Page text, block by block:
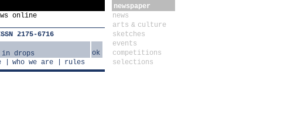
online
2175-6716
ok
who we are
rules
newspaper
news
arts & culture
sketches
events
competitions
selections